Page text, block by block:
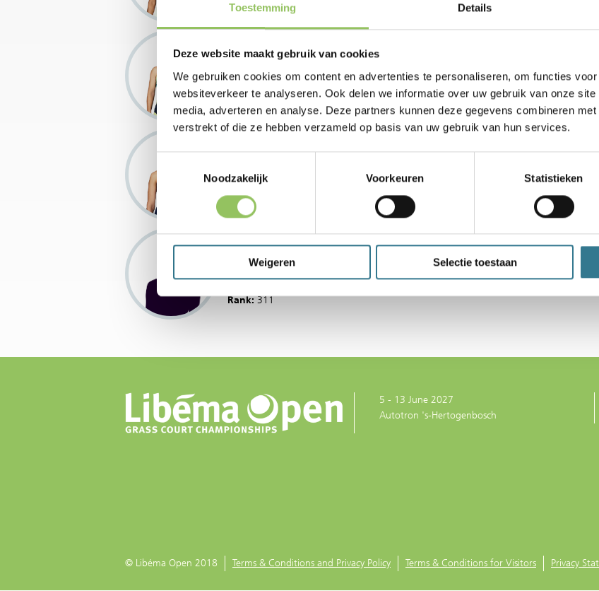
Toestemming Details
Deze website maakt gebruik van cookies
We gebruiken cookies om content en advertenties te personaliseren, om functies
websiteverkeer te analyseren. Ook delen we informatie over uw gebruik van onze
media, adverteren en analyse. Deze partners kunnen deze gegevens combineren
verstrekt of die ze hebben verzameld op basis van uw gebruik van hun services.
Noodzakelijk
Voorkeuren Statistieken
Weigeren Selectie toestaan
Lin Zhu
Country:CHN
Rank:
Country:TPE
151
Viktoriya Tomova
Rank:161
Greet Minnen
Anouk Vrancken
Peeters [WC]
Rank:311
5 - 13 June 2027
Autotron 's-Hertogenbosch
© Libéma Open 2018 Terms & Conditions and Privacy Policy Terms & Conditions for Visitors Privacy